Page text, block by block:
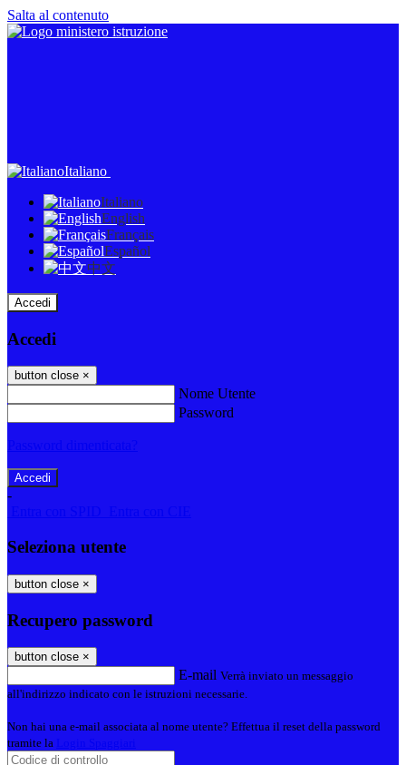
Salta al contenuto
Italiano
Italiano
English
Français
Español
中文
Accedi
Accedi
button close ×
Nome Utente
Password
-
Seleziona utente
button close ×
Recupero password
button close ×
E-mail Verrà inviato un messaggio
all'indirizzo indicato con le istruzioni necessarie.
Non hai una e-mail associata al nome utente? Effettua il reset della password
tramite la